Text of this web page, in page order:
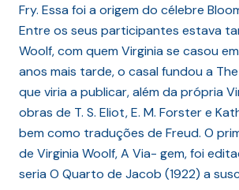
Fry. Essa foi a origem do célebre
Entre os seus participantes estava
Woolf, com quem Virginia se casou em
anos mais tarde, o casal fundou a
que viria a publicar, além da própria
obras de T. S. Eliot, E. M. Forster e
bem como traduções de Freud. O
de Virginia Woolf, A Via- gem, foi
seria O Quarto de Jacob (1922) a